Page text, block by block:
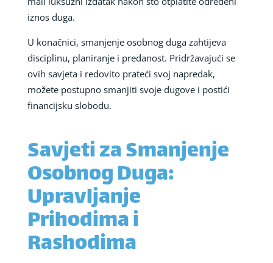
iznos duga.
U konačnici, smanjenje osobnog duga zahtijeva
disciplinu, planiranje i predanost. Pridržavajući se
ovih savjeta i redovito prateći svoj napredak,
možete postupno smanjiti svoje dugove i postići
financijsku slobodu.
Savjeti za Smanjenje
Osobnog Duga:
Upravljanje
Prihodima i
Rashodima